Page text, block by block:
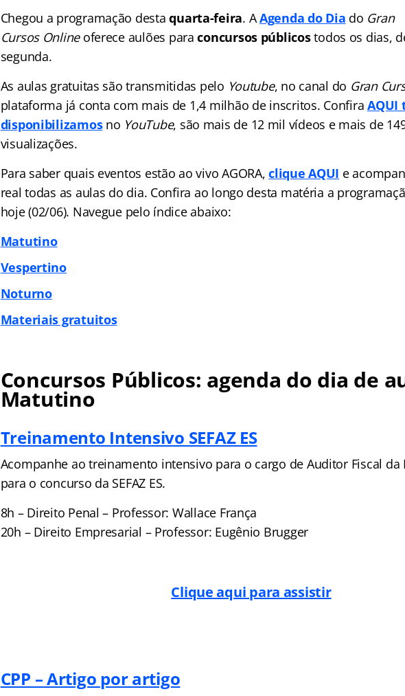
Chegou a programação destaquarta-feira. AAgenda do Dia do Gran
Cursos Online oferece aulões paraconcursos públicostodos os dias,
segunda.
As aulas gratuitas são transmitidas pelo Youtube, no canal do Gran
plataforma já conta com mais de 1,4 milhão de inscritos. ConfiraAQUI
disponibilizamosno YouTube, são mais de 12 mil vídeos e mais de
visualizações.
Para saber quais eventos estão ao vivo AGORA,clique AQUI e
real todas as aulas do dia. Confira ao longo desta matéria a
hoje (02/06). Navegue pelo índice abaixo:
Matutino
Vespertino
Noturno
Materiais gratuitos
Concursos Públicos: agenda do dia de
Matutino
Treinamento Intensivo SEFAZ ES
Acompanhe ao treinamento intensivo para o cargo de Auditor Fiscal da
para o concurso da SEFAZ ES.
8h – Direito Penal – Professor: Wallace França
20h – Direito Empresarial – Professor: Eugênio Brugger
Clique aqui para assistir
CPP – Artigo por artigo